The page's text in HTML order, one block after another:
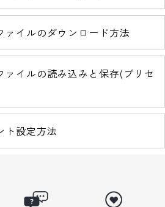
ァイルのダウンロード方法
ァイルの読み込みと保存(プリセ
ト設定方法